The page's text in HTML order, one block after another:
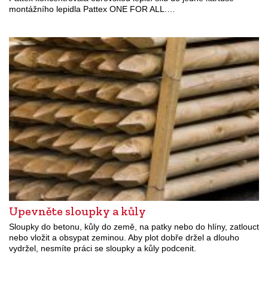
montážního lepidla Pattex ONE FOR ALL.…
Upevněte sloupky a kůly
Sloupky do betonu, kůly do země, na patky nebo do hlíny, zatlouct
nebo vložit a obsypat zeminou. Aby plot dobře držel a dlouho
vydržel, nesmíte práci se sloupky a kůly podcenit.